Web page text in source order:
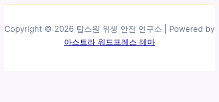
Copyright © 2026 탑스원 위생 안전 연구소 | Powered by
아스트라 워드프레스 테마